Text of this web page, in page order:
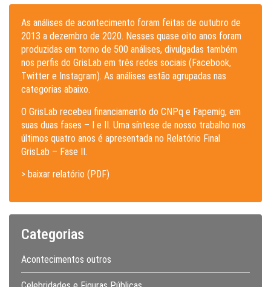
As análises de acontecimento foram feitas de outubro de
2013 a dezembro de 2020. Nesses quase oito anos foram
produzidas em torno de 500 análises, divulgadas também
nos perfis do GrisLab em três redes sociais (Facebook,
Twitter e Instagram). As análises estão agrupadas nas
categorias abaixo.
O GrisLab recebeu financiamento do CNPq e Fapemig, em
suas duas fases – I e II. Uma síntese de nosso trabalho nos
últimos quatro anos é apresentada no Relatório Final
GrisLab – Fase II.
> baixar relatório (PDF)
Categorias
Acontecimentos outros